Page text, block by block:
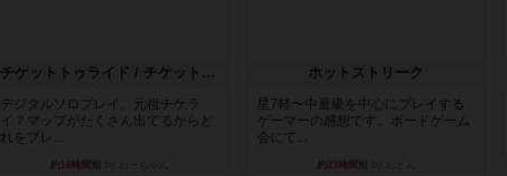
チケットトゥライド / チケットトゥライドアメリカ
デジタルソロプレイ。元祖チケラ
イ？マップがたくさん出てるからど
れをプレ...
約16時間前
ホットストリーク
星7軽〜中量級を中心にプレイする
ゲーマーの感想です。ボードゲーム
会にて...
約23時間前